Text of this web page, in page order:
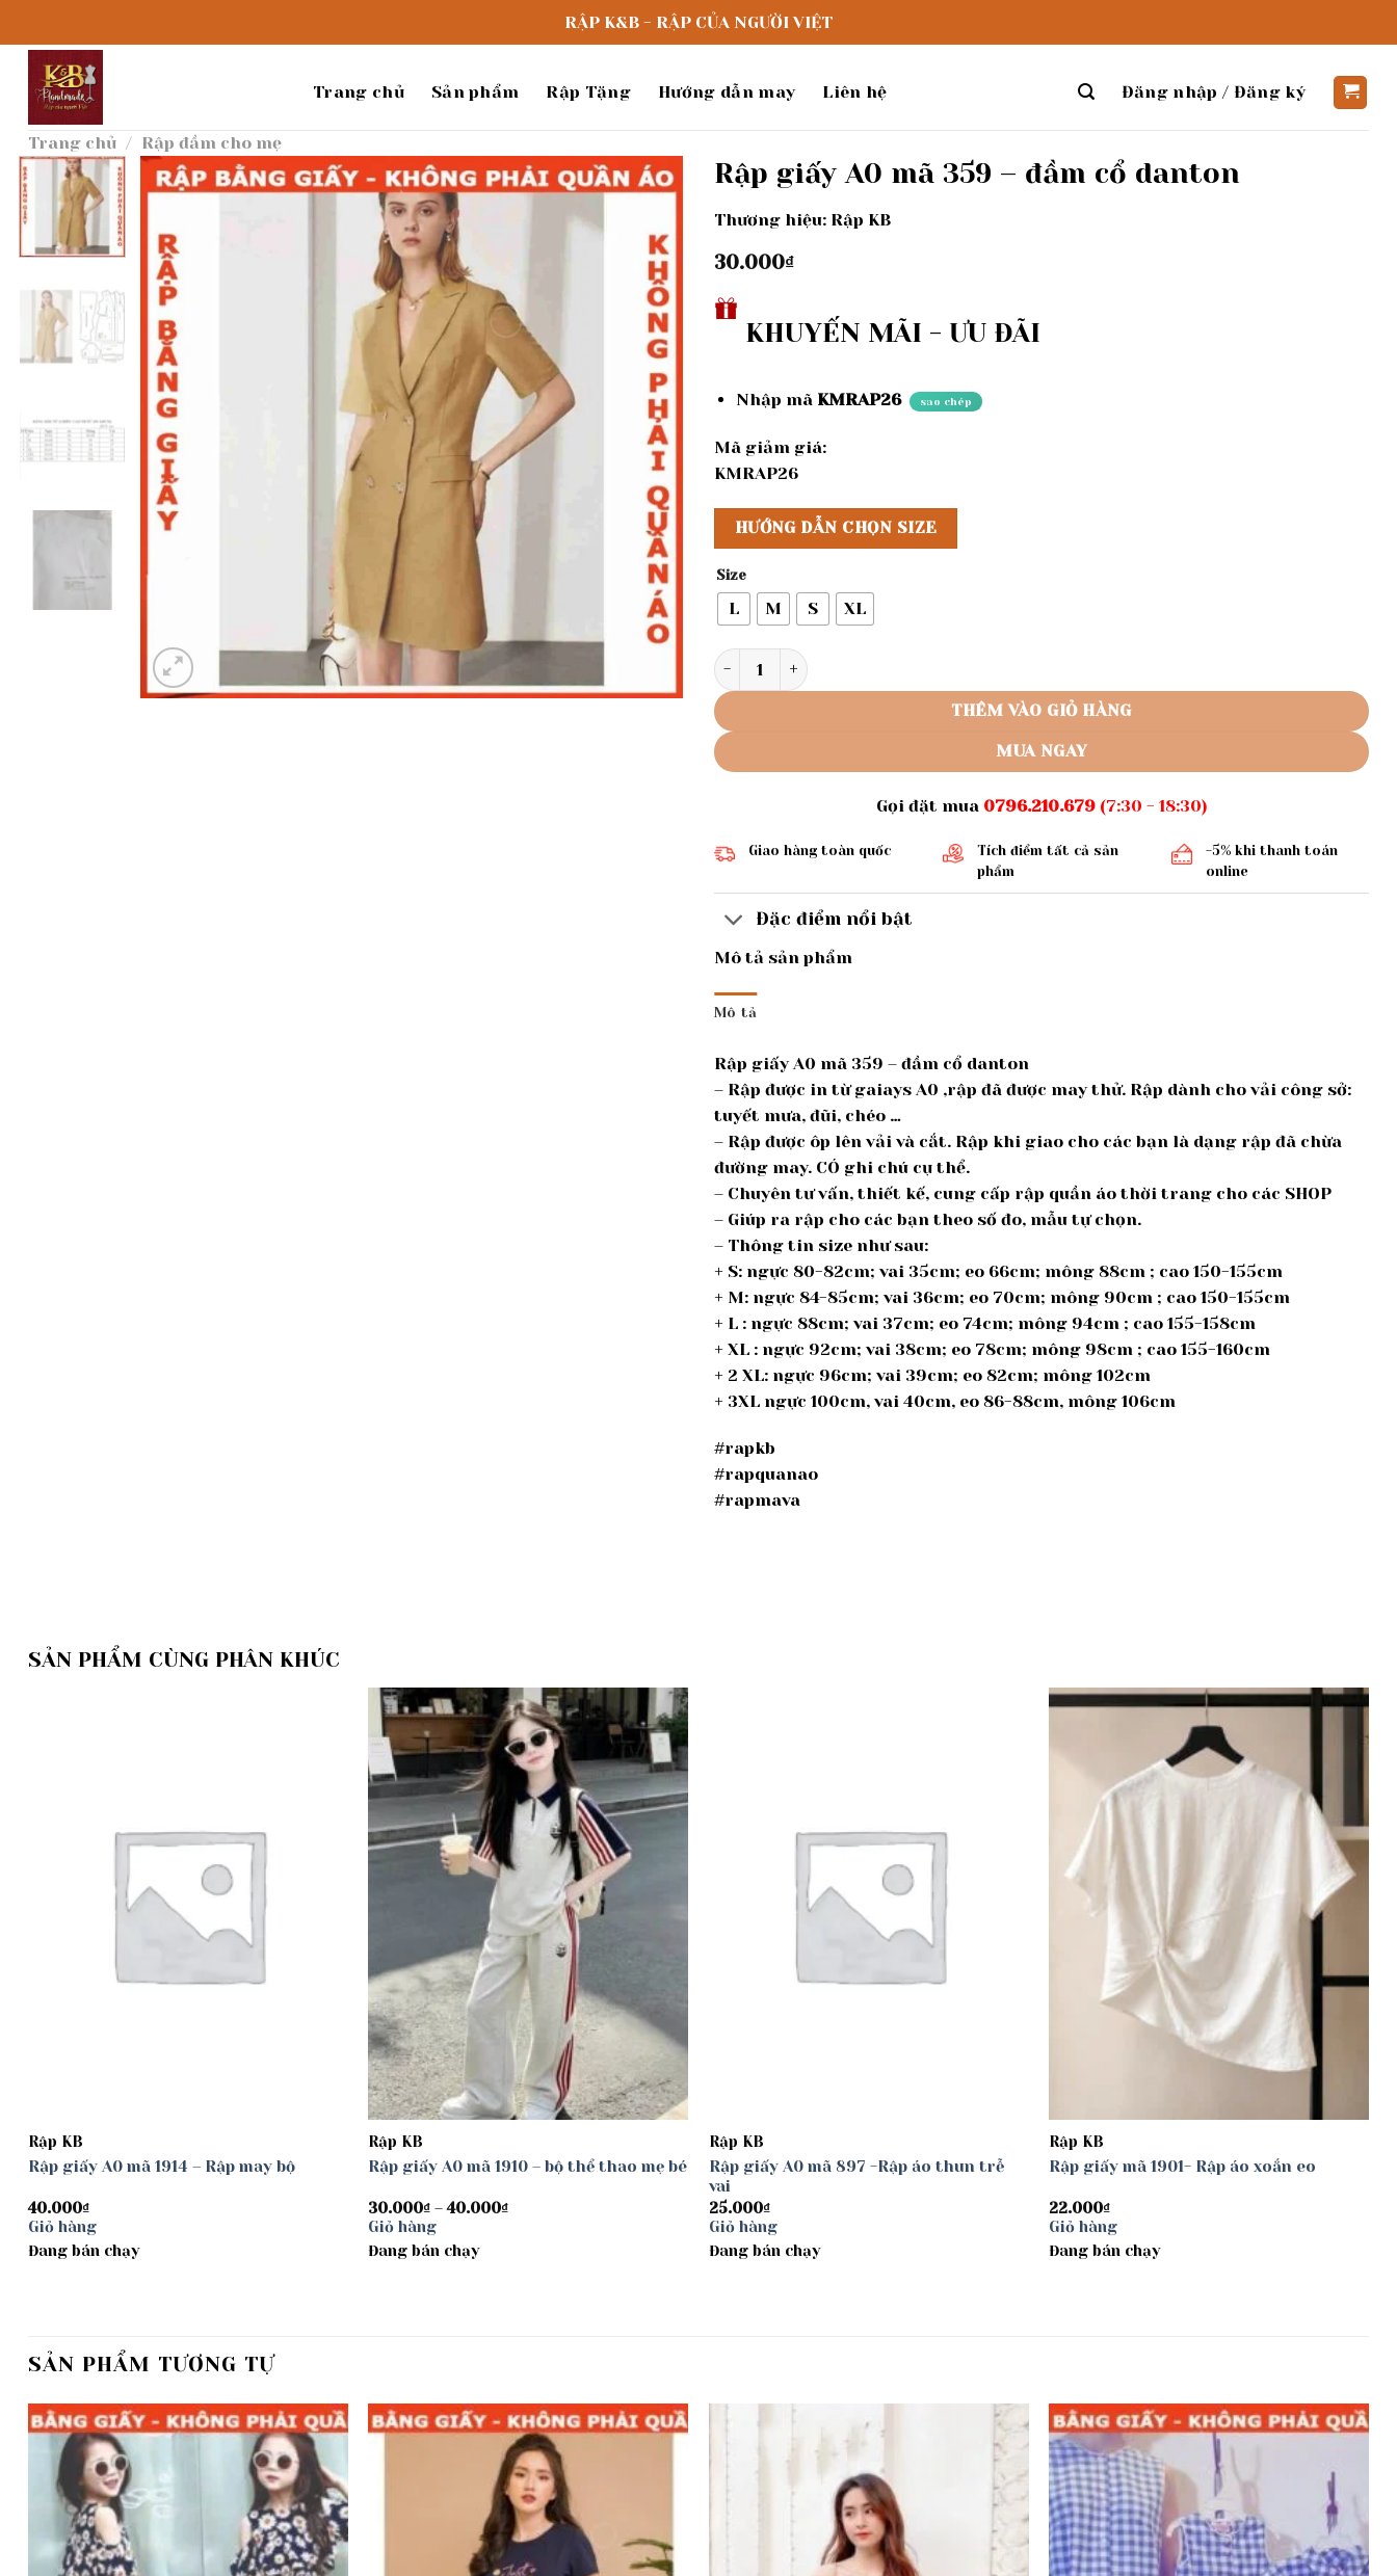
dung
RẬP K&B - RẬP CỦA NGƯỜI VIỆT
Trang chủ Sản phẩm Rập Tặng Hướng dẫn may Liên hệ Đăng nhập / Đăng ký
Trang chủ / Rập đầm cho mẹ
wishlist
Rập giấy A0 mã 359 – đầm cổ danton
Thương hiệu: Rập KB
30.000₫
KHUYẾN MÃI - ƯU ĐÃI
Nhập mã KMRAP26 sao chép
Mã giảm giá:
KMRAP26
HƯỚNG DẪN CHỌN SIZE
Size
L M S XL
Rập giấy A0 mã 359 - đầm cổ danton số lượng
THÊM VÀO GIỎ HÀNG
MUA NGAY
Gọi đặt mua 0796.210.679(7:30 - 18:30)
Giao hàng toàn quốc
Tích điểm tất cả sản
phẩm
-5% khi thanh toán
online
Đặc điểm nổi bật
Mô tả sản phẩm
Mô tả
Rập giấy A0 mã 359 – đầm cổ danton
– Rập được in từ gaiays A0 ,rập đã được may thử. Rập dành cho vải công sở:
tuyết mưa, đũi, chéo …
– Rập được ôp lên vải và cắt. Rập khi giao cho các bạn là dạng rập đã chừa
đường may. CÓ ghi chú cụ thể.
– Chuyên tư vấn, thiết kế, cung cấp rập quần áo thời trang cho các SHOP
– Giúp ra rập cho các bạn theo số đo, mẫu tự chọn.
– Thông tin size như sau:
+ S: ngực 80-82cm; vai 35cm; eo 66cm; mông 88cm ; cao 150-155cm
+ M: ngực 84-85cm; vai 36cm; eo 70cm; mông 90cm ; cao 150-155cm
+ L : ngực 88cm; vai 37cm; eo 74cm; mông 94cm ; cao 155-158cm
+ XL : ngực 92cm; vai 38cm; eo 78cm; mông 98cm ; cao 155-160cm
+ 2 XL: ngực 96cm; vai 39cm; eo 82cm; mông 102cm
+ 3XL ngực 100cm, vai 40cm, eo 86-88cm, mông 106cm
#rapkb
#rapquanao
#rapmava
SẢN PHẨM CÙNG PHÂN KHÚC
Rập KB
Rập giấy A0 mã 1914 – Rập may bộ
40.000₫
Giỏ hàng
Đang bán chạy
Add to
wishlist
Rập KB
Rập giấy A0 mã 1910 – bộ thể thao mẹ bé
30.000₫ – 40.000₫Khoảng
Giỏ hàng
Đang bán chạy
Rập KB
Rập giấy A0 mã 897 -Rập áo thun trễ
vai
25.000₫
Giỏ hàng
Đang bán chạy
Rập KB
Rập giấy mã 1901- Rập áo xoắn eo
22.000₫
Giỏ hàng
Đang bán chạy
SẢN PHẨM TƯƠNG TỰ
Add to
wishlist
Add to
wishlist
wishlist